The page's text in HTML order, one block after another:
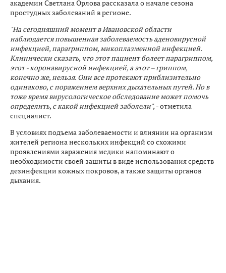
академии Светлана Орлова рассказала о начале сезона
простудных заболеваний в регионе.
"На сегодняшний момент в Ивановской области
наблюдается повышенная заболеваемость аденовирусной
инфекцией, парагриппом, микоплазменной инфекцией.
Клинически сказать, что этот пациент болеет парагриппом,
этот - коронавирусной инфекцией, а этот – гриппом,
конечно же, нельзя. Они все протекают приблизительно
одинаково, с поражением верхних дыхательных путей. Но в
тоже время вирусологическое обследование может помочь
определить, с какой инфекцией заболели", - отметила
специалист.
В условиях подъема заболеваемости и влиянии на организм
жителей региона нескольких инфекций со схожими
проявлениями заражения медики напоминают о
необходимости своей зашиты в виде использования средств
дезинфекции кожных покровов, а также защиты органов
дыхания.